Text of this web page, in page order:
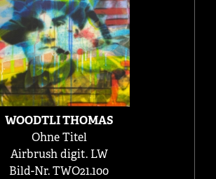
WOODTLI THOMAS
Ohne Titel
Airbrush digit. LW
Bild-Nr. TWO21.100